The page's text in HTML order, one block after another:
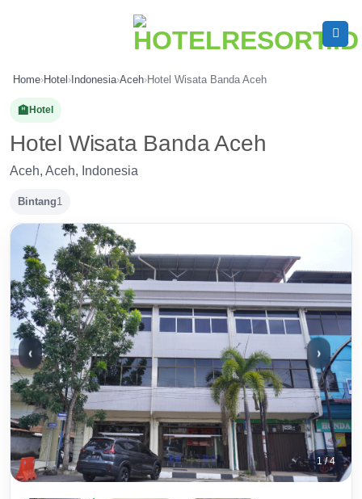
Home›Hotel › Indonesia›Aceh›Hotel Wisata Banda Aceh
🏨 Hotel
Hotel Wisata Banda Aceh
Aceh, Aceh, Indonesia
Bintang1
‹ ›
1 / 4